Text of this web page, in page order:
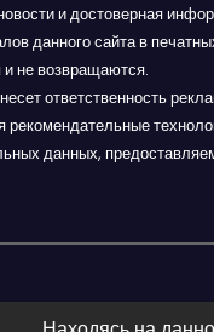
и достоверная
данного сайта в
не возвращаются.
ответственность
данных,